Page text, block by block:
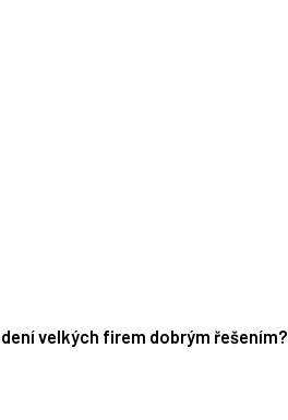
velkých firem dobrým řešením?